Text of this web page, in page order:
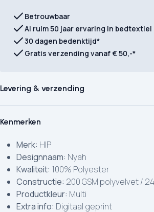
Betrouwbaar
Al ruim 50 jaar ervaring in bedtextiel
30 dagen bedenktijd*
Gratis verzending vanaf € 50,-*
Levering & verzending
Kenmerken
Merk: HIP
Designnaam: Nyah
Kwaliteit: 100% Polyester
Constructie: 200 GSM polyvelvet /
Productkleur: Multi
Extra info: Digitaal geprint